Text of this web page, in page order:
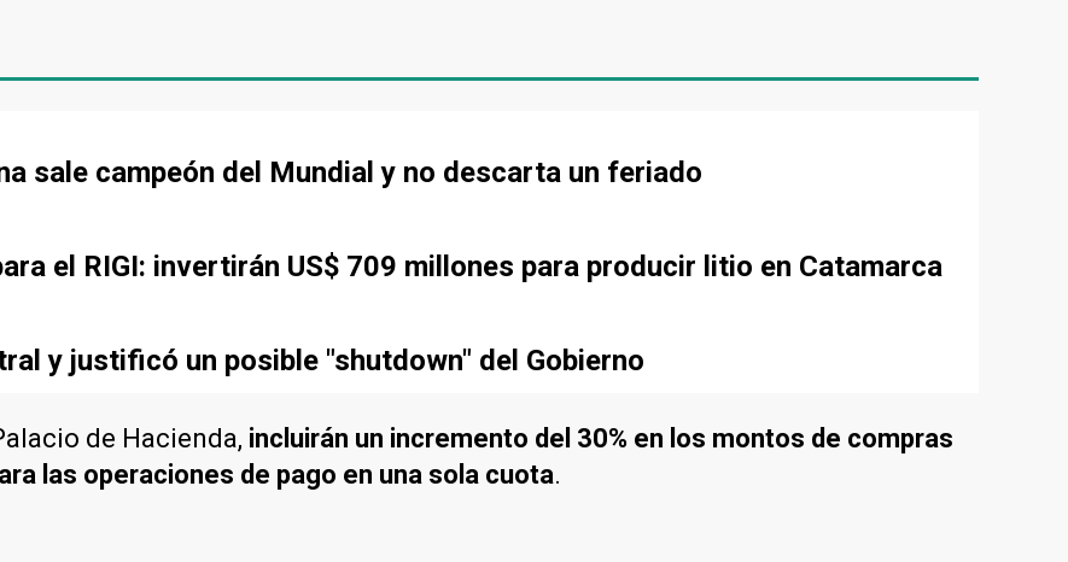
sale campeón del Mundial y no descarta un feriado
el RIGI: invertirán US$ 709 millones para producir litio en Catamarca
y justificó un posible "shutdown" del Gobierno
de Hacienda, incluirán un incremento del 30% en los montos de compras
las operaciones de pago en una sola cuota.